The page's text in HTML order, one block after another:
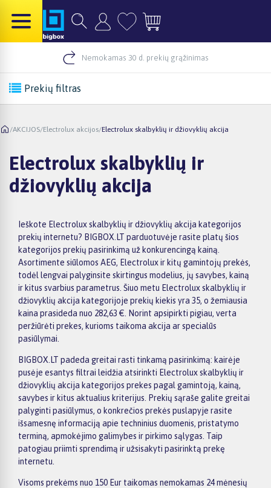
Nemokamas 30 d. prekių grąžinimas
Prekių filtras
/AKCIJOS/Electrolux akcijos/Electrolux skalbyklių ir džiovyklių akcija
Electrolux skalbyklių ir
džiovyklių akcija
Ieškote Electrolux skalbyklių ir džiovyklių akcija kategorijos
prekių internetu? BIGBOX.LT parduotuvėje rasite platų šios
kategorijos prekių pasirinkimą už konkurencingą kainą.
Asortimente siūlomos AEG, Electrolux ir kitų gamintojų prekės,
todėl lengvai palyginsite skirtingus modelius, jų savybes, kainą
ir kitus svarbius parametrus. Šiuo metu Electrolux skalbyklių ir
džiovyklių akcija kategorijoje prekių kiekis yra 35, o žemiausia
kaina prasideda nuo 282,63 €. Norint apsipirkti pigiau, verta
peržiūrėti prekes, kurioms taikoma akcija ar specialūs
pasiūlymai.
BIGBOX.LT padeda greitai rasti tinkamą pasirinkimą: kairėje
pusėje esantys filtrai leidžia atsirinkti Electrolux skalbyklių ir
džiovyklių akcija kategorijos prekes pagal gamintoją, kainą,
savybes ir kitus aktualius kriterijus. Prekių sąraše galite greitai
palyginti pasiūlymus, o konkrečios prekės puslapyje rasite
išsamesnę informaciją apie techninius duomenis, pristatymo
terminą, apmokėjimo galimybes ir pirkimo sąlygas. Taip
patogiau priimti sprendimą ir užsisakyti pasirinktą prekę
internetu.
Visoms prekėms nuo 150 Eur taikomas nemokamas 24 mėnesių